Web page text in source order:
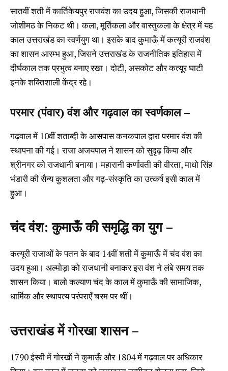
सातवीं शती में कार्तिकेयपुर राजवंश का उदय हुआ, जिसकी राजधानी
जोशीमठ के निकट थी। कला, मूर्तिकला और वास्तुकला के क्षेत्र में यह
काल उत्तराखंड का स्वर्णयुग था। इसके बाद कुमाऊँ में कत्यूरी राजवंश
का शासन आरम्भ हुआ, जिसने उत्तराखंड के राजनीतिक इतिहास में
दीर्घकाल तक प्रभुत्व बनाए रखा। दोटी, असकोट और कत्यूर घाटी
इनके शक्तिशाली केंद्र रहे।
परमार (पंवार) वंश और गढ़वाल का स्वर्णकाल –
गढ़वाल में 10वीं शताब्दी के आसपास कनकपाल द्वारा परमार वंश की
स्थापना की गई। राजा अजयपाल ने शासन को सुदृढ़ किया और
श्रीनगर को राजधानी बनाया। महारानी कर्णावती की वीरता, माधो सिंह
भंडारी की सैन्य कुशलता और गढ़-संस्कृति का उत्कर्ष इसी काल में
हुआ।
चंद वंश: कुमाऊँ की समृद्धि का युग –
कत्यूरी राजाओं के पतन के बाद 14वीं शती में कुमाऊँ में चंद वंश का
उदय हुआ। अल्मोड़ा को राजधानी बनाकर इस वंश ने लंबे समय तक
शासन किया। बालो कल्याण चंद के काल में कुमाऊँ की सामाजिक,
धार्मिक और स्थापत्य परंपराएँ चरम पर थीं।
उत्तराखंड में गोरखा शासन –
1790 ईस्वी में गोरखों ने कुमाऊँ और 1804 में गढ़वाल पर अधिकार